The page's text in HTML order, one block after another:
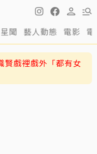
聞 藝人動態 電影
賢戲裡戲外「都有女